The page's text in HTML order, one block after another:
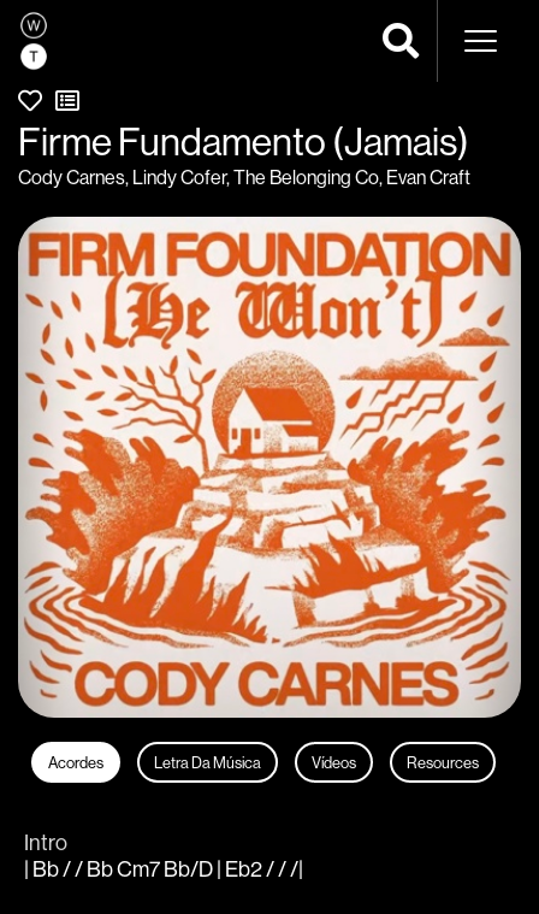
Firme Fundamento (Jamais)
Cody Carnes, Lindy Cofer,The Belonging Co, Evan Craft
Acordes Letra Da Música Vídeos Resources
Intro
| Bb / / Bb Cm7 Bb/D | Eb2 / / /|